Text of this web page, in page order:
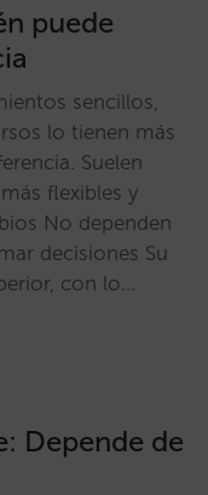
puede
sencillos,
lo tienen más
Suelen
flexibles y
No dependen
decisiones Su
con lo…
Depende de